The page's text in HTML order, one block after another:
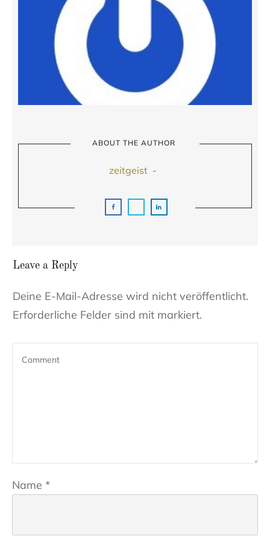
ABOUT THE AUTHOR
zeitgeist-
Leave a Reply
Deine E-Mail-Adresse wird nicht veröffentlicht.
Erforderliche Felder sind mit markiert.
Name *